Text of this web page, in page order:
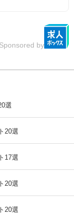
Sponsored by
選
20選
17選
20選
20選